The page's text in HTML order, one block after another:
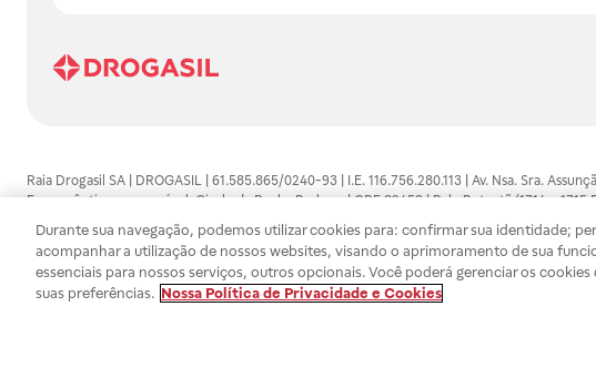
Raia Drogasil SA | DROGASIL | 61.585.865/0240-93 | I.E. 116.756.280.113 | Av. Nsa. Sra.
Farmacêutico responsável: Gisele da Penha Barbosa | CRF 89453 | Polo Butantã (1714 e
automedicação e não substituem, em hipótese alguma, as orientações dadas pelo
persistirem os sintomas, um médico deverá ser consultado. Os preços e promoções
SA trabalha com as tecnologias mais avançadas de proteção de dados, para que você
efetuados estão sujeitos à confirmação da disponibilidade de produto em nosso estoque.
Durante sua navegação, podemos utilizar cookies para: confirmar sua identidade;
acompanhar a utilização de nossos websites, visando o aprimoramento de sua
essenciais para nossos serviços, outros opcionais. Você poderá gerenciar os
suas preferências. Nossa Política de Privacidade e Cookies